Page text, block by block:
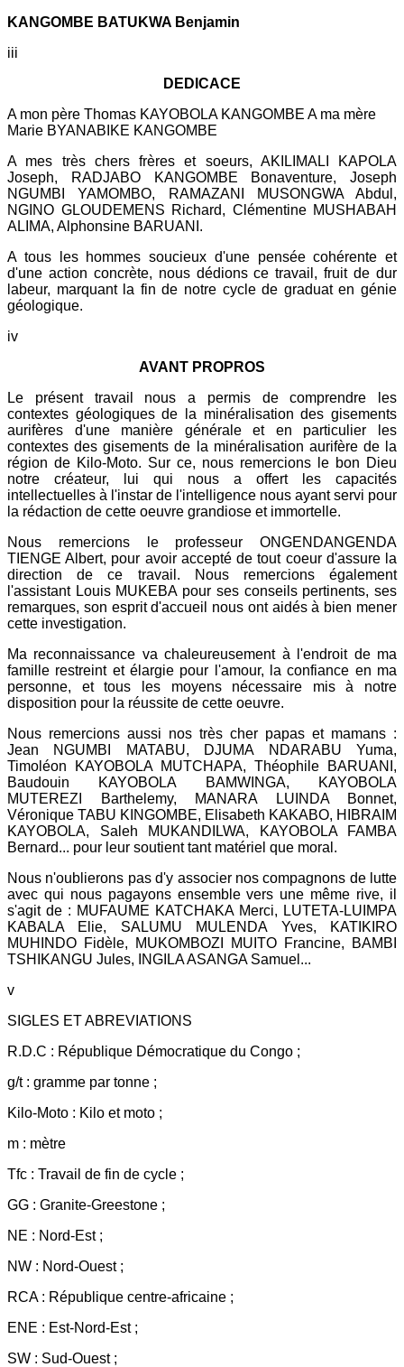
KANGOMBE BATUKWA Benjamin
iii
DEDICACE
A mon père Thomas KAYOBOLA KANGOMBE A ma mère
Marie BYANABIKE KANGOMBE
A mes très chers frères et soeurs, AKILIMALI KAPOLA
Joseph, RADJABO KANGOMBE Bonaventure, Joseph
NGUMBI YAMOMBO, RAMAZANI MUSONGWA Abdul,
NGINO GLOUDEMENS Richard, Clémentine MUSHABAH
ALIMA, Alphonsine BARUANI.
A tous les hommes soucieux d'une pensée cohérente et
d'une action concrète, nous dédions ce travail, fruit de dur
labeur, marquant la fin de notre cycle de graduat en génie
géologique.
iv
AVANT PROPROS
Le présent travail nous a permis de comprendre les
contextes géologiques de la minéralisation des gisements
aurifères d'une manière générale et en particulier les
contextes des gisements de la minéralisation aurifère de la
région de Kilo-Moto. Sur ce, nous remercions le bon Dieu
notre créateur, lui qui nous a offert les capacités
intellectuelles à l'instar de l'intelligence nous ayant servi pour
la rédaction de cette oeuvre grandiose et immortelle.
Nous remercions le professeur ONGENDANGENDA
TIENGE Albert, pour avoir accepté de tout coeur d'assure la
direction de ce travail. Nous remercions également
l'assistant Louis MUKEBA pour ses conseils pertinents, ses
remarques, son esprit d'accueil nous ont aidés à bien mener
cette investigation.
Ma reconnaissance va chaleureusement à l'endroit de ma
famille restreint et élargie pour l'amour, la confiance en ma
personne, et tous les moyens nécessaire mis à notre
disposition pour la réussite de cette oeuvre.
Nous remercions aussi nos très cher papas et mamans :
Jean NGUMBI MATABU, DJUMA NDARABU Yuma,
Timoléon KAYOBOLA MUTCHAPA, Théophile BARUANI,
Baudouin KAYOBOLA BAMWINGA, KAYOBOLA
MUTEREZI Barthelemy, MANARA LUINDA Bonnet,
Véronique TABU KINGOMBE, Elisabeth KAKABO, HIBRAIM
KAYOBOLA, Saleh MUKANDILWA, KAYOBOLA FAMBA
Bernard... pour leur soutient tant matériel que moral.
Nous n'oublierons pas d'y associer nos compagnons de lutte
avec qui nous pagayons ensemble vers une même rive, il
s'agit de : MUFAUME KATCHAKA Merci, LUTETA-LUIMPA
KABALA Elie, SALUMU MULENDA Yves, KATIKIRO
MUHINDO Fidèle, MUKOMBOZI MUITO Francine, BAMBI
TSHIKANGU Jules, INGILA ASANGA Samuel...
v
SIGLES ET ABREVIATIONS
R.D.C : République Démocratique du Congo ;
g/t : gramme par tonne ;
Kilo-Moto : Kilo et moto ;
m : mètre
Tfc : Travail de fin de cycle ;
GG : Granite-Greestone ;
NE : Nord-Est ;
NW : Nord-Ouest ;
RCA : République centre-africaine ;
ENE : Est-Nord-Est ;
SW : Sud-Ouest ;